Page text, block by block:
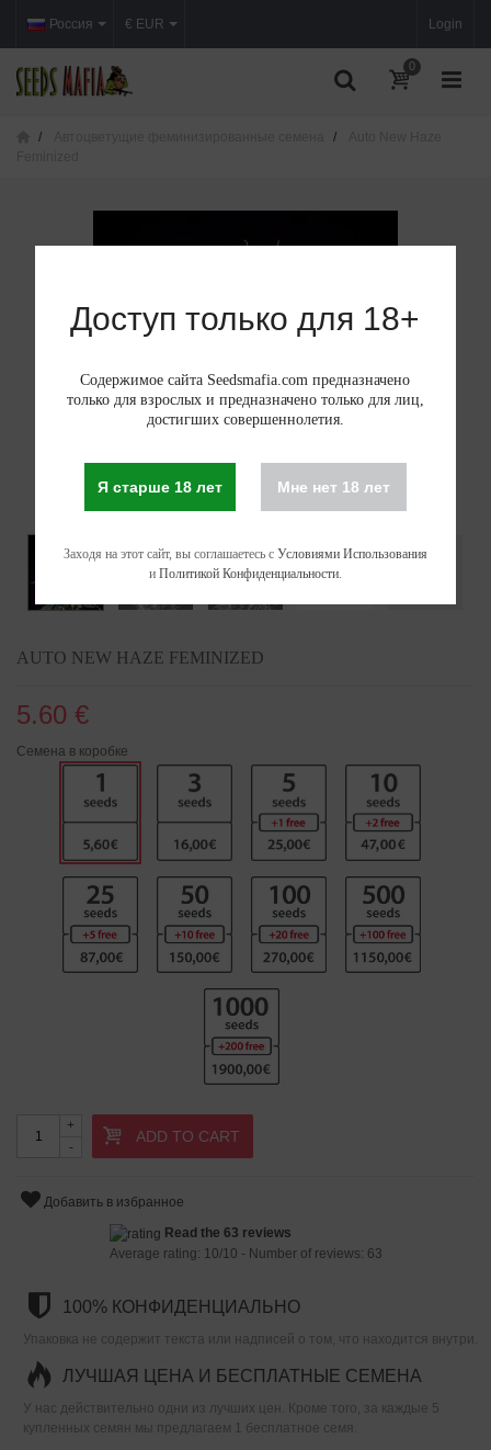
Россия Login
€ EUR
0
AUTO NEW HAZE FEMINIZED
5.60 €
Семена в коробке
-
+
ADD TO CART
Добавить в избранное
Read the 63 reviews
Average rating: 10/10 - Number of reviews: 63
100% КОНФИДЕНЦИАЛЬНО
Упаковка не содержит текста или надписей о том, что находится внутри.
ЛУЧШАЯ ЦЕНА И БЕСПЛАТНЫЕ СЕМЕНА
У нас действительно одни из лучших цен. Кроме того, за каждые 5
купленных семян мы предлагаем 1 бесплатное семя.
Доступ только для 18+
Содержимое сайта Seedsmafia.com предназначено
только для взрослых и предназначено только для лиц,
достигших совершеннолетия.
Я старше 18 лет Мне нет 18 лет
Заходя на этот сайт, вы соглашаетесь с Условиями Использования
и Политикой Конфиденциальности.